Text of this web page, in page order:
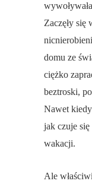
Zaczęły się
domu ze
ciężko
beztroski,
Nawet
jak czuje
wakacji.
Ale